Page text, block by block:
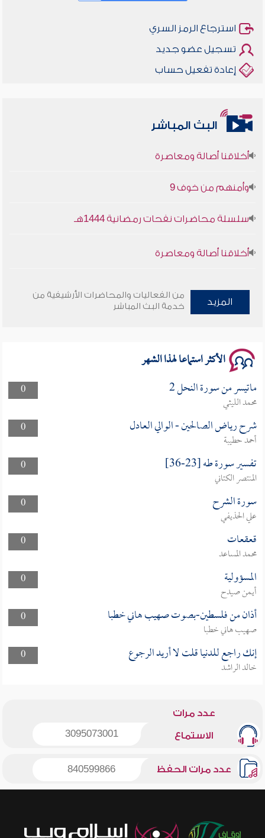
استرجاع الرمز السري
تسجيل عضو جديد
إعادة تفعيل حساب
البث المباشر
سلسلة محاضرات نفحات رمضانية 1444هـ
المزيد
من الفعاليات والمحاضرات الأرشيفية من
خدمة البث المباشر
الأكثر استماعا لهذا الشهر
0 ماتيسر من سورة النحل 2
محمد الليثي
0
شرح رياض الصالحين - الوالي العادل
أحمد حطيبة
0
تفسير سورة طه [23-36]
المنتصر الكتاني
0
سورة الشرح
علي الحذيفي
0
قعقعات
محمد المساعد
0
المسؤولية
أيمن صيدح
0
أذان من فلسطين-بصوت صهيب هاني خطبا
صهيب هاني خطبا
0
إنك راجع للدنيا قلت لا أريد الرجوع
خالد الراشد
عدد مرات
الاستماع 3095073001
عدد مرات الحفظ 840599866